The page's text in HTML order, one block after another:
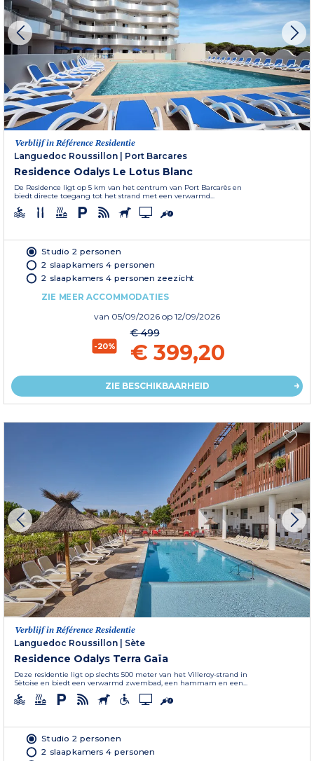
Verblijf in Référence Residentie
Languedoc Roussillon
Port Barcares
Residence Odalys Le Lotus Blanc
De Residence ligt op 5 km van het centrum van Port Barcarès en
biedt directe toegang tot het strand met een verwarmd...
Studio 2 personen
2 slaapkamers 4 personen
2 slaapkamers 4 personen zeezicht
ZIE MEER ACCOMMODATIES
van 05/09/2026 op 12/09/2026
-20%
€ 499
€ 399,20
ZIE BESCHIKBAARHEID
Verblijf in Référence Residentie
Languedoc Roussillon
Sète
Residence Odalys Terra Gaïa
Deze residentie ligt op slechts 500 meter van het Villeroy-strand in
Sètoise en biedt een verwarmd zwembad, een hammam en een...
Studio 2 personen
2 slaapkamers 4 personen